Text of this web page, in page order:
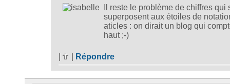
Il reste le problème de chiffres qui
superposent aux étoiles de
aticles : on dirait un blog qui
haut ;-)
Répondre